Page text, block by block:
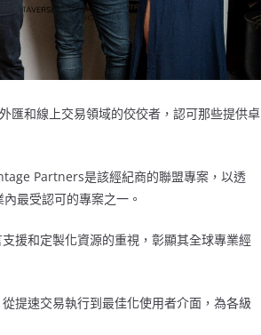
匯和線上交易領域的佼佼者，認可那些提供卓
Partners是該經紀商的聯盟專案，以透
最受認可的專案之一。
援和定製化資源的重視，彰顯其全球專業經
提速交易執行到最佳化使用者介面，為各級